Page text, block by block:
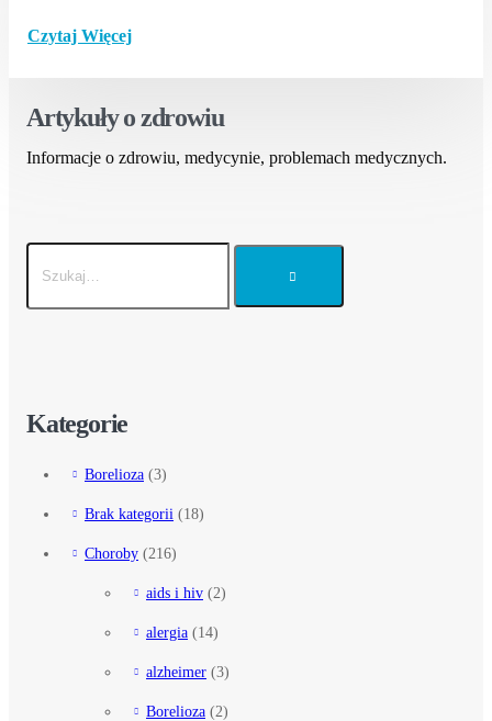
Czytaj Więcej
Artykuły o zdrowiu
Informacje o zdrowiu, medycynie, problemach medycznych.
Kategorie
Borelioza (3)
Brak kategorii (18)
Choroby (216)
aids i hiv (2)
alergia (14)
alzheimer (3)
Borelioza (2)